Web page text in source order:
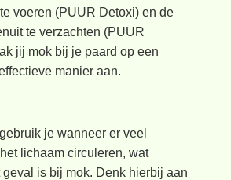
voeren (PUUR Detoxi) en de
te verzachten (PUUR
jij mok bij je paard op een
manier aan.
je wanneer er veel
lichaam circuleren, wat
is bij mok. Denk hierbij aan